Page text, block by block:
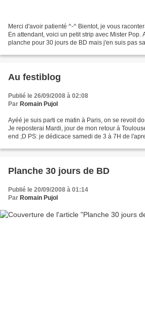
Merci d'avoir patienté ^-^ Bientot, je vous
En attendant, voici un petit strip avec Mister Pop.
planche pour 30 jours de BD mais j'en suis pas
Au festiblog
Publié le 26/09/2008 à 02:08
Par Romain Pujol
Ayéé je suis parti ce matin à Paris, on se revoit
Je reposterai Mardi, jour de mon retour à
end ;D PS: je dédicace samedi de 3 à 7H de
Planche 30 jours de BD
Publié le 20/09/2008 à 01:14
Par Romain Pujol